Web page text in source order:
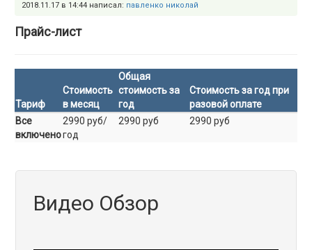
2018.11.17 в 14:44 написал: павленко николай
Прайс-лист
Тариф
Стоимость
в месяц
Общая
стоимость за
год
Стоимость за год при
разовой оплате
Все
включено
2990 руб/
год
2990 руб 2990 руб
Видео Обзор